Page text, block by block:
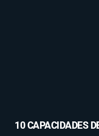
10 CAPACIDADES